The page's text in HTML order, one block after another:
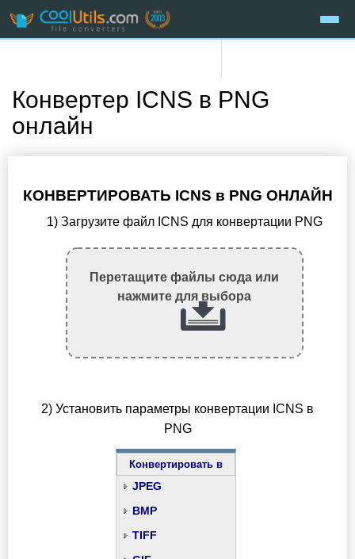
Конвертер ICNS в PNG
онлайн
КОНВЕРТИРОВАТЬ ICNS в PNG ОНЛАЙН
1) Загрузите файл ICNS для конвертации PNG
Перетащите файлы сюда или
нажмите для выбора
2) Установить параметры конвертации ICNS в
PNG
Конвертировать в
JPEG
BMP
TIFF